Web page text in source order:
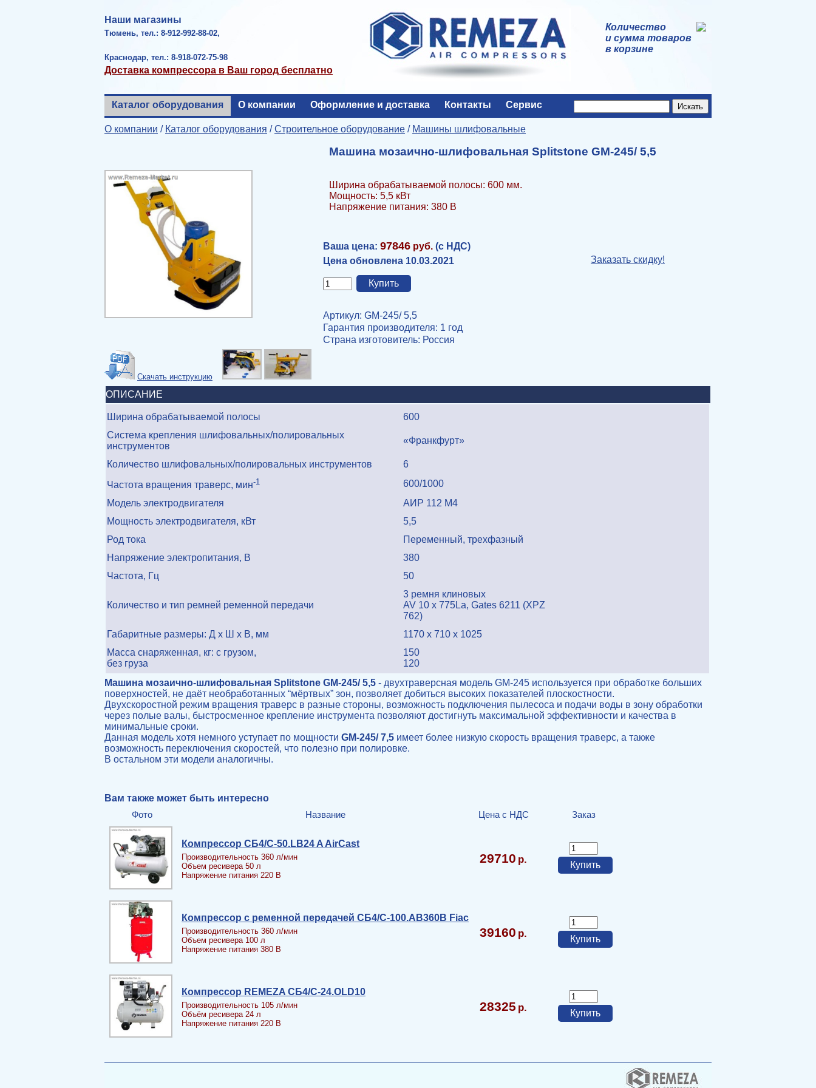
Наши магазины
Тюмень, тел.: 8-912-992-88-02,
Краснодар, тел.: 8-918-072-75-98
Доставка компрессора в Ваш город бесплатно
Количество
и сумма товаров
в корзине
Каталог оборудования О компании Оформление и доставка Контакты Сервис
О компании / Каталог оборудования /Строительное оборудование / Машины шлифовальные
Машина мозаично-шлифовальная Splitstone GM-245/ 5,5
Ширина обрабатываемой полосы: 600 мм.
Мощность: 5,5 кВт
Напряжение питания: 380 В
Ваша цена: 97846 руб. (с НДС)
Заказать скидку!
Цена обновлена 10.03.2021
Артикул: GM-245/ 5,5
Гарантия производителя: 1 год
Страна изготовитель: Россия
Скачать инструкцию
ОПИСАНИЕ
Ширина обрабатываемой полосы
600
Система крепления шлифовальных/полировальных
инструментов
«Франкфурт»
Количество шлифовальных/полировальных инструментов 6
Частота вращения траверс, мин-1
600/1000
Модель электродвигателя
АИР 112 М4
Мощность электродвигателя, кВт
5,5
Род тока
Переменный, трехфазный
Напряжение электропитания, В
380
Частота, Гц
50
Количество и тип ремней ременной передачи
3 ремня клиновых
AV 10 х 775La, Gates 6211 (XPZ
762)
Габаритные размеры: Д x Ш x В, мм
1170 x 710 x 1025
Масса снаряженная, кг: с грузом,
без груза
150
120
Машина мозаично-шлифовальная Splitstone GM-245/ 5,5 - двухтраверсная модель GM-245 используется при обработке больших
поверхностей, не даёт необработанных “мёртвых” зон, позволяет добиться высоких показателей плоскостности.
Двухскоростной режим вращения траверс в разные стороны, возможность подключения пылесоса и подачи воды в зону обработки
через полые валы, быстросменное крепление инструмента позволяют достигнуть максимальной эффективности и качества в
минимальные сроки.
Данная модель хотя немного уступает по мощности GM-245/ 7,5 имеет более низкую скорость вращения траверс, а также
возможность переключения скоростей, что полезно при полировке.
В остальном эти модели аналогичны.
Вам также может быть интересно
Фото Название Цена с НДС Заказ
Компрессор СБ4/С-50.LB24 A AirCast
Производительность 360 л/мин
Объем ресивера 50 л
Напряжение питания 220 В
29710
Компрессор с ременной передачей СБ4/С-100.АВ360В Fiac
Производительность 360 л/мин
Объем ресивера 100 л
Напряжение питания 380 В
39160
Компрессор REMEZA СБ4/С-24.OLD10
Производительность 105 л/мин
Объём ресивера 24 л
Напряжение питания 220 В
28325